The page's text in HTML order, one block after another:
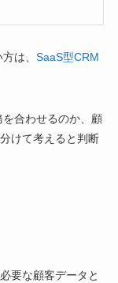
は、 SaaS型CRM
合わせるのか、顧
けて考えると判断
要な顧客データと